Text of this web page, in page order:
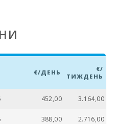
€/ДЕНЬ
€/
ТИЖДЕНЬ
452,00 3.164,00
388,00 2.716,00